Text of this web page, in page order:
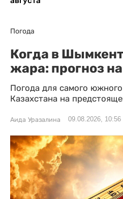
Погода
Когда в
жара: прогноз
Погода для самого
Казахстана на
Аида Уразалина 09.08.2026, 10:56